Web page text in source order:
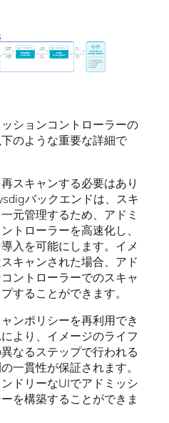
ションコントローラーの
のような重要な詳細で
スキャンする必要はあり
バックエンドは、スキ
元管理するため、アドミ
トローラーを高速化し、
入を可能にします。イメ
キャンされた場合、アド
ントローラーでのスキャ
することができます。
ンポリシーを再利用でき
より、イメージのライフ
なるステップで行われる
一貫性が保証されます。
ドリーなUIでアドミッシ
を構築することができま